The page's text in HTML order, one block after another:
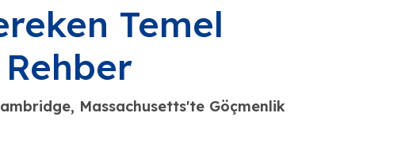
Temel
Rehber
Massachusetts'te Göçmenlik